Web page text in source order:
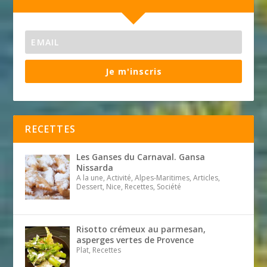
Je m'inscris
RECETTES
Les Ganses du Carnaval. Gansa
Nissarda
A la une, Activité, Alpes-Maritimes, Articles,
Dessert, Nice, Recettes, Société
Risotto crémeux au parmesan,
asperges vertes de Provence
Plat, Recettes